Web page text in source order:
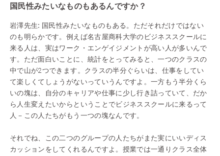
国民性みたいなものもあるんですか？
岩澤先生: 国民性みたいなものもある。ただそれだけではない
のも明らかです。例えば名古屋商科大学のビジネススクールに
来る人は、実はワーク・エンゲイジメントが高い人が多いんで
す。ただ面白いことに、統計をとってみると、一つのクラスの
中で山が2つできます。クラスの半分ぐらいは、仕事をしてい
て楽しくてしょうがないっていうんですよ。一方もう半分くら
いの塊は、自分のキャリアや仕事に少し行き詰っていて、だか
ら人生変えたいからということでビジネススクールに来るって
人－この人たちがもう一つの塊なんです。
それでね、この二つのグループの人たちがまた実にいいディス
カッションをしてくれるんですよ。授業では一通りクラス全体